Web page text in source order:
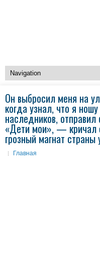
Он выбросил меня на
когда узнал, что я
наследников,
«Дети мои», — кричал
грозный магнат
Главная